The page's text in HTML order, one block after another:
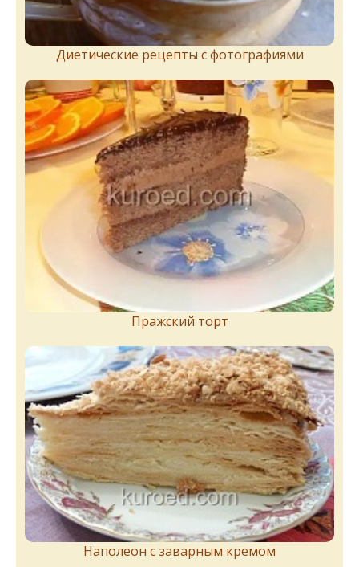
Диетические рецепты с фотографиями
Пражский торт
Наполеон с заварным кремом